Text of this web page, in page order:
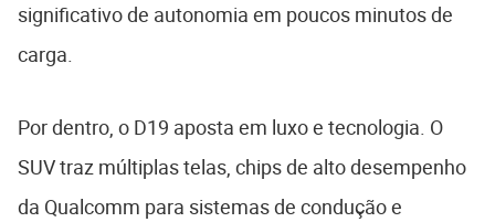
significativo de autonomia em poucos minutos de
carga.
Por dentro, o D19 aposta em luxo e tecnologia. O
SUV traz múltiplas telas, chips de alto desempenho
da Qualcomm para sistemas de condução e